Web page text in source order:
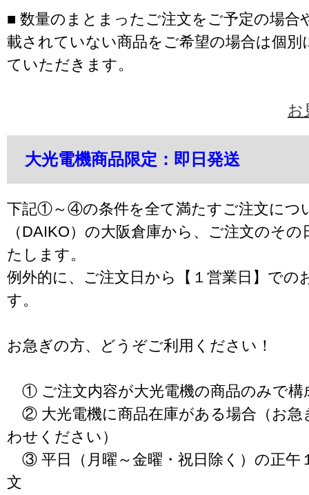
■ 数量のまとまったご注文をご予定の場合
載されていない商品をご希望の場合は個別
ていただきます。
お
大光電機商品限定：即日発送
下記①～④の条件を全て満たすご注文につ
（DAIKO）の大阪倉庫から、ご注文のそ
たします。
例外的に、ご注文日から【１営業日】での
す。
お急ぎの方、どうぞご利用ください！
① ご注文内容が大光電機の商品のみで構
② 大光電機に商品在庫がある場合（お急
わせください）
③ 平日（月曜～金曜・祝日除く）の正午
文